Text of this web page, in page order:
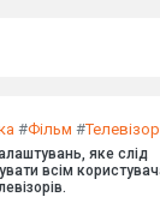
#Фільм #Телевізор
яке слід
всім